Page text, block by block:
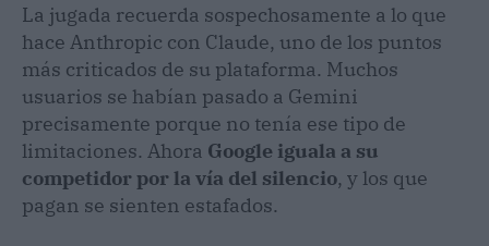
La jugada recuerda sospechosamente a lo que
hace Anthropic con Claude, uno de los puntos
más criticados de su plataforma. Muchos
usuarios se habían pasado a Gemini
precisamente porque no tenía ese tipo de
limitaciones. Ahora Google iguala a su
competidor por la vía del silencio, y los que
pagan se sienten estafados.